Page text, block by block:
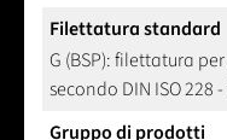
Filettatura standard
G (BSP): filettatura
secondo DIN ISO
Gruppo di prodotti